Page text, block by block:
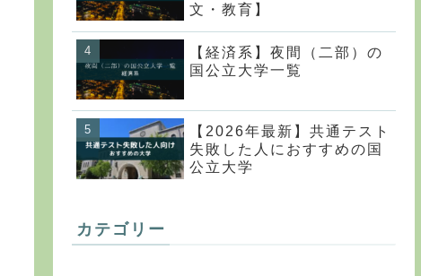
文・教育】
【経済系】夜間（二部）の
国公立大学一覧
【2026年最新】共通テスト
失敗した人におすすめの国
公立大学
カテゴリー